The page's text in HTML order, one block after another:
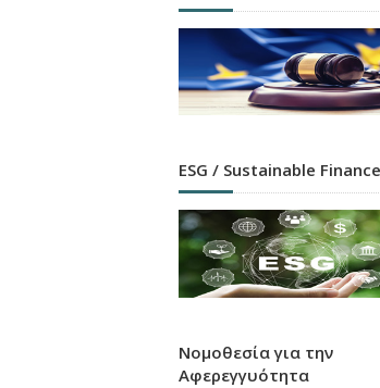
ESG / Sustainable Finance
Νομοθεσία για την
Αφερεγγυότητα